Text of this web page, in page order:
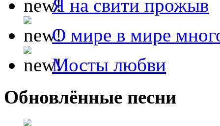
Я на свити прожыв
О мире в мире
Мосты любви
Обновлённые песни